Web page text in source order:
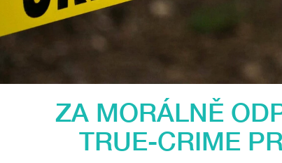
ZA MORÁLNĚ
TRUE-CRIME